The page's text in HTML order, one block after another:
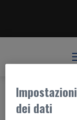
dei dati